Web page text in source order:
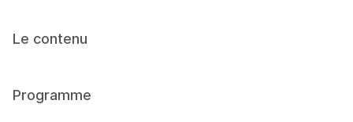
Le contenu
Programme